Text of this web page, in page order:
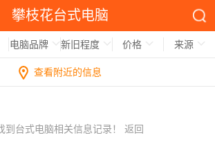
攀枝花台式电脑
电脑品牌 新旧程度 价格 来源
查看附近的信息
到台式电脑相关信息记录！ 返回